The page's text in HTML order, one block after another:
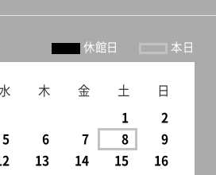
休館日 本日
水 木 金 土 日
1
2
5 6 7 8
9
13 14 15
16